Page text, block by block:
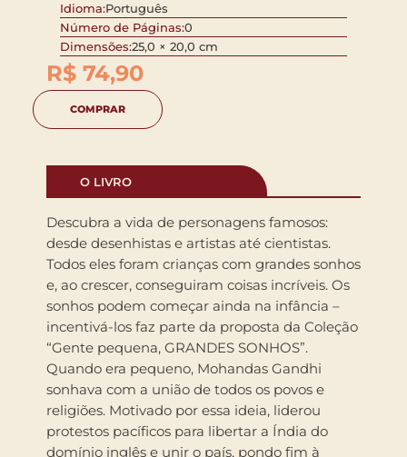
Idioma:Português
Número de Páginas:0
Dimensões:25,0 × 20,0 cm
R$ 74,90
COMPRAR
O LIVRO
Descubra a vida de personagens famosos:
desde desenhistas e artistas até cientistas.
Todos eles foram crianças com grandes sonhos
e, ao crescer, conseguiram coisas incríveis. Os
sonhos podem começar ainda na infância –
incentivá-los faz parte da proposta da Coleção
“Gente pequena, GRANDES SONHOS”.
Quando era pequeno, Mohandas Gandhi
sonhava com a união de todos os povos e
religiões. Motivado por essa ideia, liderou
protestos pacíficos para libertar a Índia do
domínio inglês e unir o país, pondo fim à